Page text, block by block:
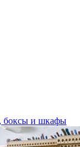
боксы и шкафы